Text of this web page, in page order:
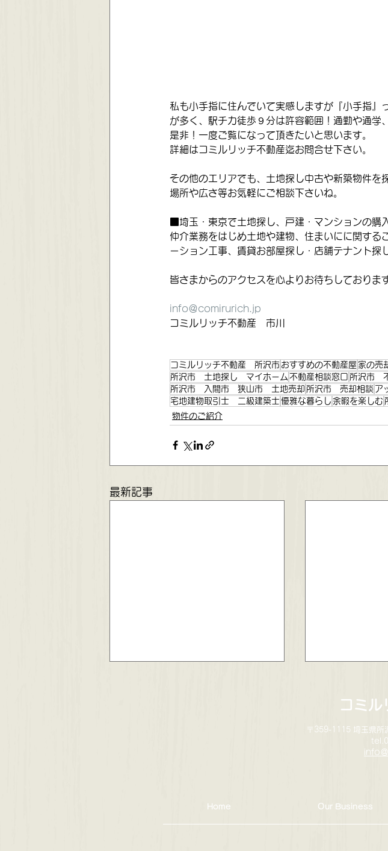
私も小手指に住んでいて実感しますが『小手指』
が多く、駅チカ徒歩９分は許容範囲！通勤や通学
是非！一度ご覧になって頂きたいと思います。
詳細はコミルリッチ不動産迄お問合せ下さい。
その他のエリアでも、土地探し中古や新築物件を
場所や広さ等お気軽にご相談下さいね。
■埼玉・東京で土地探し、戸建・マンションの購
仲介業務をはじめ土地や建物、住まいにに関す
ーション工事、賃貸お部屋探し・店舗テナント探
皆さまからのアクセスを心よりお待ちしております
info＠comirurich.jp
コミルリッチ不動産　市川
コミルリッチ不動産 所沢市 おすすめの不動産屋 家の
所沢市 土地探し マイホーム 不動産相談窓口 所沢市
所沢市 入間市 狭山市 土地売却 所沢市 売却相談 ア
宅地建物取引士 二級建築士 優雅な暮らし 余暇を楽しむ
物件のご紹介
最新記事
賃貸募集中です✨
建✨成約しま
コミル
〒359-1115 埼玉県所
info
Home Our Business